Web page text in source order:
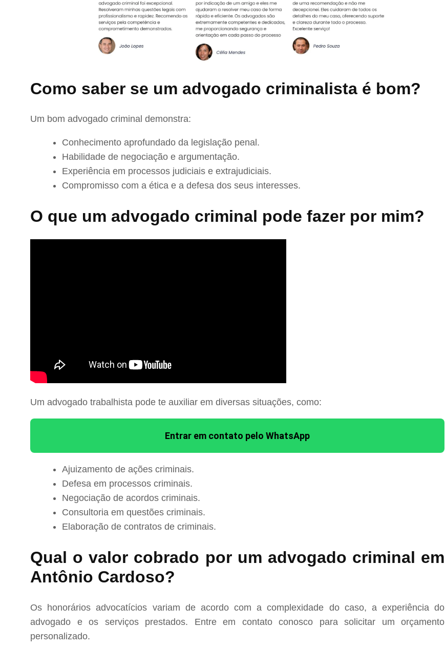
Como saber se um advogado criminalista é bom?
Um bom advogado criminal demonstra:
Conhecimento aprofundado da legislação penal.
Habilidade de negociação e argumentação.
Experiência em processos judiciais e extrajudiciais.
Compromisso com a ética e a defesa dos seus interesses.
O que um advogado criminal pode fazer por mim?
Um advogado trabalhista pode te auxiliar em diversas situações, como:
Entrar em contato pelo WhatsApp
Ajuizamento de ações criminais.
Defesa em processos criminais.
Negociação de acordos criminais.
Consultoria em questões criminais.
Elaboração de contratos de criminais.
Qual o valor cobrado por um advogado criminal em
Antônio Cardoso?
Os honorários advocatícios variam de acordo com a complexidade do caso, a experiência do
advogado e os serviços prestados. Entre em contato conosco para solicitar um orçamento
personalizado.